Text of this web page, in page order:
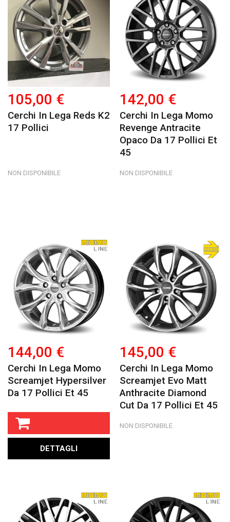
105,00 €
Cerchi In Lega Reds K2
17 Pollici
NON DISPONIBILE
142,00 €
Cerchi In Lega Momo
Revenge Antracite
Opaco Da 17 Pollici Et
45
NON DISPONIBILE
144,00 €
Cerchi In Lega Momo
Screamjet Hypersilver
Da 17 Pollici Et 45
DETTAGLI
145,00 €
Cerchi In Lega Momo
Screamjet Evo Matt
Anthracite Diamond
Cut Da 17 Pollici Et 45
NON DISPONIBILE